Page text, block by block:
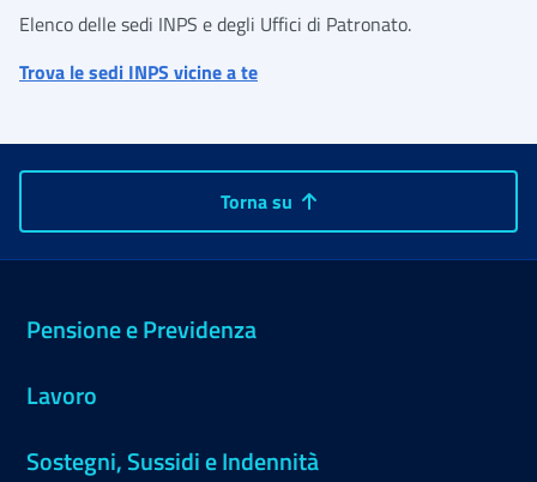
Elenco delle sedi INPS e degli Uffici di Patronato.
Trova le sedi INPS vicine a te
Torna su
Pensione e Previdenza
Lavoro
Sostegni, Sussidi e Indennità